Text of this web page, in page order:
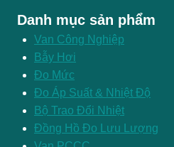
Danh mục sản phẩm
Van Công Nghiệp
Bẫy Hơi
Đo Mức
Đo Áp Suất & Nhiệt Độ
Bộ Trao Đổi Nhiệt
Đồng Hồ Đo Lưu Lượng